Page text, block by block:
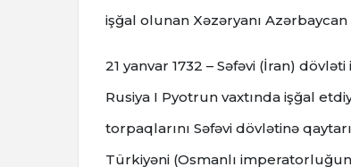
işğal olunan Xəzəryanı
21 yanvar 1732 – Səfəvi (İran)
Rusiya I Pyotrun vaxtında işğal
torpaqlarını Səfəvi dövlətinə
Türkiyəni (Osmanlı